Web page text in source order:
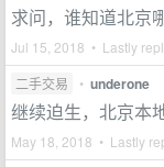
求问，谁知道北京
Jul 15, 2018 • Lastly
二手交易 • underone
继续迫生，北京本
May 18, 2018 • Lastly